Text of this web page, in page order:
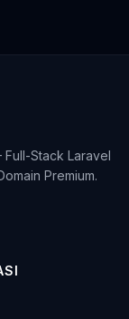
Full-Stack Laravel
Premium.